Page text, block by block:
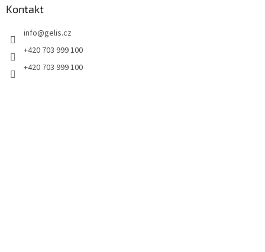
Kontakt
info@gelis.cz
+420 703 999 100
+420 703 999 100